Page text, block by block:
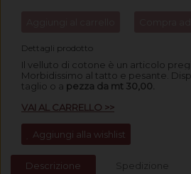
Dettagli prodotto
Il velluto di cotone è un articolo
Morbidissimo al tatto e pesante.
taglio o a pezza da mt 30,00.
VAI AL CARRELLO >>
Aggiungi alla wishlist
Descrizione Spedizione